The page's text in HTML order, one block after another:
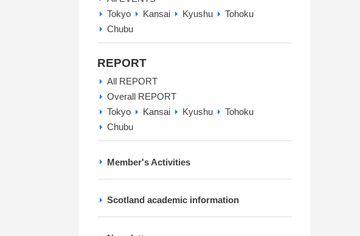
Tokyo
Kansai Kyushu
Tohoku
Chubu
REPORT
All REPORT
Overall REPORT
Tokyo
Kansai Kyushu
Tohoku
Chubu
Member's Activities
Scotland academic information